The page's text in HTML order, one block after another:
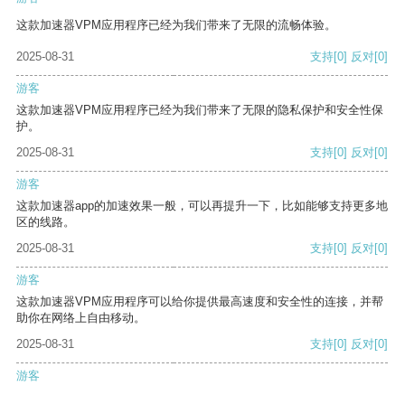
这款加速器VPM应用程序已经为我们带来了无限的流畅体验。
2025-08-31 支持[0] 反对[0]
游客
这款加速器VPM应用程序已经为我们带来了无限的隐私保护和安全性保
护。
2025-08-31
支持[0] 反对[0]
游客
这款加速器app的加速效果一般，可以再提升一下，比如能够支持更多地
区的线路。
2025-08-31
支持[0] 反对[0]
游客
这款加速器VPM应用程序可以给你提供最高速度和安全性的连接，并帮
助你在网络上自由移动。
2025-08-31
支持[0] 反对[0]
游客